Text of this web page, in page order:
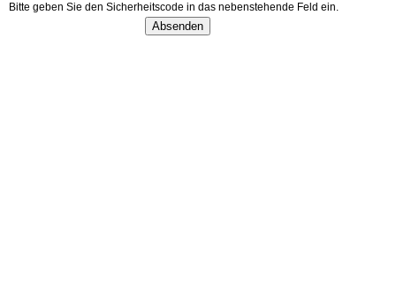
Bitte geben Sie den Sicherheitscode in das nebenstehende Feld ein.